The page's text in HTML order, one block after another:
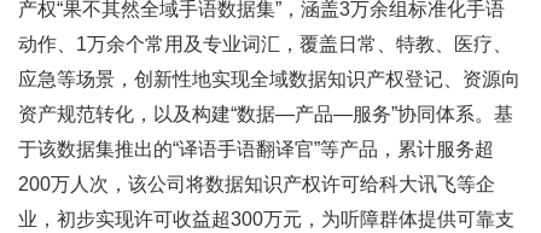
产权“果不其然全域手语数据集”，涵盖3万余组标准化手语
动作、1万余个常用及专业词汇，覆盖日常、特教、医疗、
应急等场景，创新性地实现全域数据知识产权登记、资源向
资产规范转化，以及构建“数据—产品—服务”协同体系。基
于该数据集推出的“译语手语翻译官”等产品，累计服务超
200万人次，该公司将数据知识产权许可给科大讯飞等企
业，初步实现许可收益超300万元，为听障群体提供可靠支